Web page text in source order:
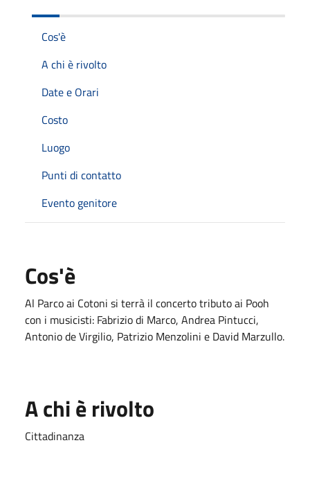
Cos'è
A chi è rivolto
Date e Orari
Costo
Luogo
Punti di contatto
Evento genitore
Cos'è
Al Parco ai Cotoni si terrà il concerto tributo ai Pooh
con i musicisti: Fabrizio di Marco, Andrea Pintucci,
Antonio de Virgilio, Patrizio Menzolini e David Marzullo.
A chi è rivolto
Cittadinanza